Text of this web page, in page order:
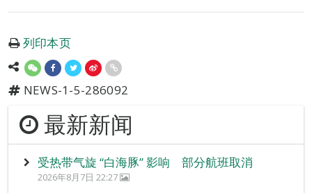
列印本页
NEWS-1-5-286092
最新新闻
受热带气旋 “白海豚” 影响 部分航班取消
2026年8月7日 22:27